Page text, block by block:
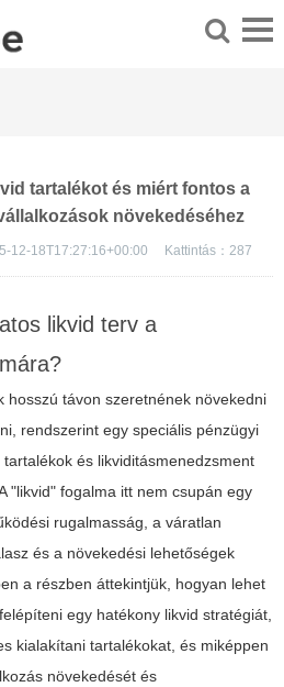
tartalékot és miért fontos a
növekedéséhez
12-18T17:27:16+00:00 Kattintás： 287
likvid terv a
hosszú távon szeretnének növekedni
rendszerint egy speciális pénzügyi
és likviditásmenedzsment
"likvid" fogalma itt nem csupán egy
rugalmasság, a váratlan
és a növekedési lehetőségek
a részben áttekintjük, hogyan lehet
egy hatékony likvid stratégiát,
kialakítani tartalékokat, és miképpen
növekedését és